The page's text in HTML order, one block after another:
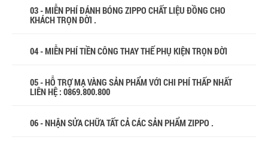
03 - MIỄN PHÍ ĐÁNH BÓNG ZIPPO CHẤT LIỆU ĐỒNG CHO
KHÁCH TRỌN ĐỜI .
04 - MIỄN PHÍ TIỀN CÔNG THAY THẾ PHỤ KIỆN TRỌN ĐỜI
05 - HỖ TRỢ MẠ VÀNG SẢN PHẨM VỚI CHI PHÍ THẤP NHẤT
LIÊN HỆ : 0869.800.800
06 - NHẬN SỬA CHỮA TẤT CẢ CÁC SẢN PHẨM ZIPPO .